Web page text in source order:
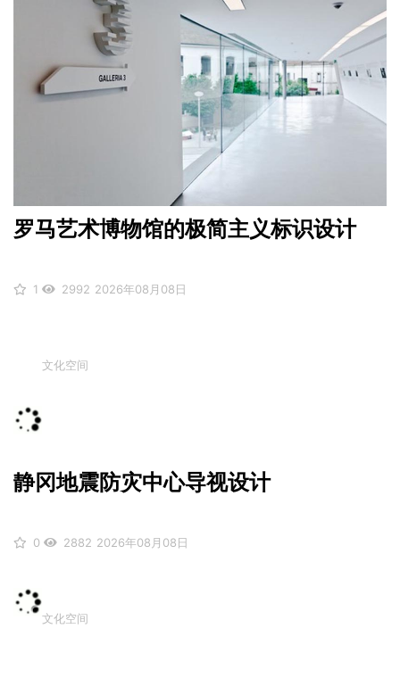
罗马艺术博物馆的极简主义标识设计
1 2992 2026年08月08日
静冈地震防灾中心导视设计
文化空间
0 2882 2026年08月08日
文化空间